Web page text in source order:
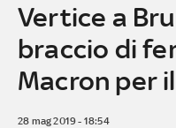
Vertice a
braccio di
Macron per
28 mag 2019 - 18:54